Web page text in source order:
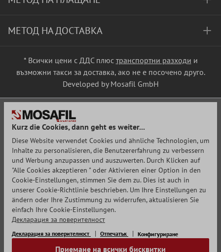
МЕТОД НА ДОСТАВКА
* Всички цени с ДДС плюс транспортни разходи и
възможни такси за доставка, ако не е посочено друго.
Developed by Mosafil GmbH
Kurz die Cookies, dann geht es weiter...
Diese Website verwendet Cookies und ähnliche Technologien, um
Inhalte zu personalisieren, die Benutzererfahrung zu verbessern
und Werbung anzupassen und auszuwerten. Durch Klicken auf
"Alle Cookies akzeptieren " oder Aktivieren einer Option in den
Cookie-Einstellungen, stimmen Sie dem zu. Dies ist auch in
unserer Cookie-Richtlinie beschrieben. Um Ihre Einstellungen zu
ändern oder Ihre Zustimmung zu widerrufen, aktualisieren Sie
einfach Ihre Cookie-Einstellungen.
Декларация за поверителност
Декларация за поверителност Отпечатък Конфигуриране
Приемане на всички бисквитки